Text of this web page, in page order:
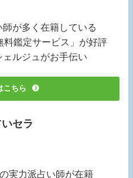
師が多く在籍している
料鑑定サービス」が好評
ェルジュがお手伝い
こちら
セラ
実力派占い師が在籍